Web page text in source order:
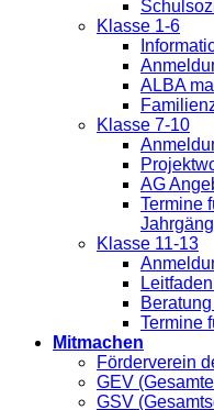
Klasse 1-6
ALBA
Klasse 7-10
AG
Termine
Klasse 11-13
Termine
Mitmachen
Förderverein
GEV
GSV